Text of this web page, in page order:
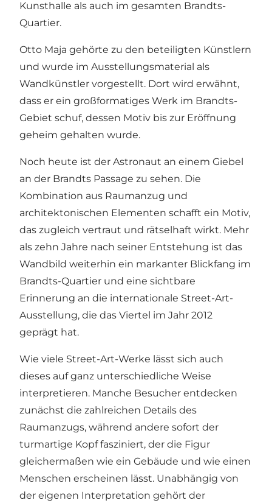
Kunsthalle als auch im gesamten Brandts-
Quartier.
Otto Maja gehörte zu den beteiligten Künstlern
und wurde im Ausstellungsmaterial als
Wandkünstler vorgestellt. Dort wird erwähnt,
dass er ein großformatiges Werk im Brandts-
Gebiet schuf, dessen Motiv bis zur Eröffnung
geheim gehalten wurde.
Noch heute ist der Astronaut an einem Giebel
an der Brandts Passage zu sehen. Die
Kombination aus Raumanzug und
architektonischen Elementen schafft ein Motiv,
das zugleich vertraut und rätselhaft wirkt. Mehr
als zehn Jahre nach seiner Entstehung ist das
Wandbild weiterhin ein markanter Blickfang im
Brandts-Quartier und eine sichtbare
Erinnerung an die internationale Street-Art-
Ausstellung, die das Viertel im Jahr 2012
geprägt hat.
Wie viele Street-Art-Werke lässt sich auch
dieses auf ganz unterschiedliche Weise
interpretieren. Manche Besucher entdecken
zunächst die zahlreichen Details des
Raumanzugs, während andere sofort der
turmartige Kopf fasziniert, der die Figur
gleichermaßen wie ein Gebäude und wie einen
Menschen erscheinen lässt. Unabhängig von
der eigenen Interpretation gehört der